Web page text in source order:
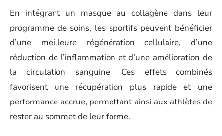
En intégrant un masque au collagène dans leur
programme de soins, les sportifs peuvent bénéficier
d’une meilleure régénération cellulaire, d’une
réduction de l’inflammation et d’une amélioration de
la circulation sanguine. Ces effets combinés
favorisent une récupération plus rapide et une
performance accrue, permettant ainsi aux athlètes de
rester au sommet de leur forme.